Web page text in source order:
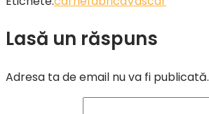
Lasă un răspuns
Adresa ta de email nu va fi publicată.